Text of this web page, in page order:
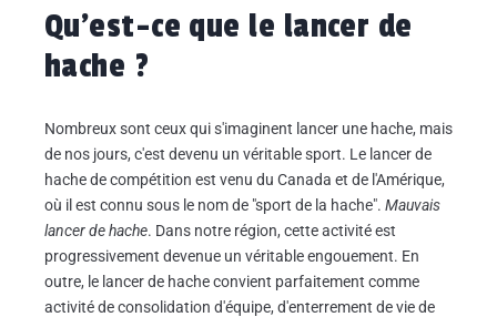
Qu'est-ce que le lancer de
hache ?
Nombreux sont ceux qui s'imaginent lancer une hache, mais
de nos jours, c'est devenu un véritable sport. Le lancer de
hache de compétition est venu du Canada et de l'Amérique,
où il est connu sous le nom de "sport de la hache". Mauvais
lancer de hache. Dans notre région, cette activité est
progressivement devenue un véritable engouement. En
outre, le lancer de hache convient parfaitement comme
activité de consolidation d'équipe, d'enterrement de vie de